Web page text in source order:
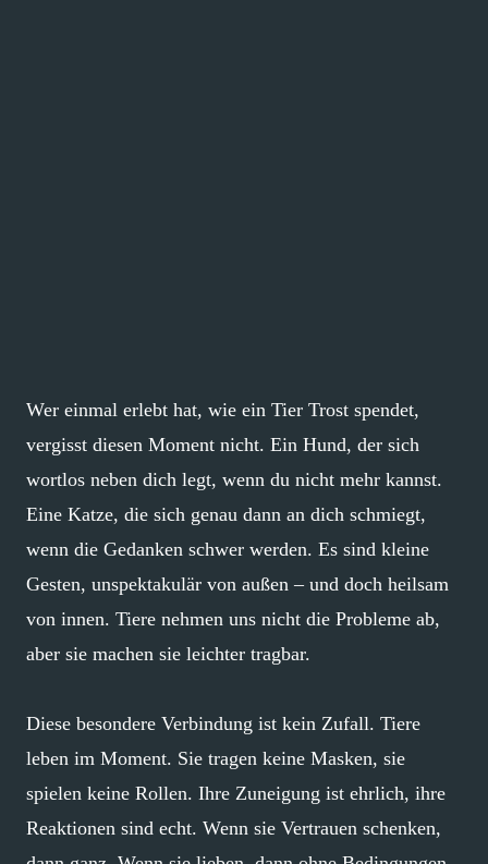
Wer einmal erlebt hat, wie ein Tier Trost spendet,
vergisst diesen Moment nicht. Ein Hund, der sich
wortlos neben dich legt, wenn du nicht mehr kannst.
Eine Katze, die sich genau dann an dich schmiegt,
wenn die Gedanken schwer werden. Es sind kleine
Gesten, unspektakulär von außen – und doch heilsam
von innen. Tiere nehmen uns nicht die Probleme ab,
aber sie machen sie leichter tragbar.
Diese besondere Verbindung ist kein Zufall. Tiere
leben im Moment. Sie tragen keine Masken, sie
spielen keine Rollen. Ihre Zuneigung ist ehrlich, ihre
Reaktionen sind echt. Wenn sie Vertrauen schenken,